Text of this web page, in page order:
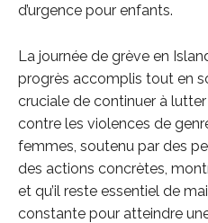
d’urgence pour enfants.
La journée de grève en
progrès accomplis tout en
cruciale de continuer à
contre les violences de
femmes, soutenu par des
des actions concrètes,
et qu’il reste essentiel de
constante pour atteindre